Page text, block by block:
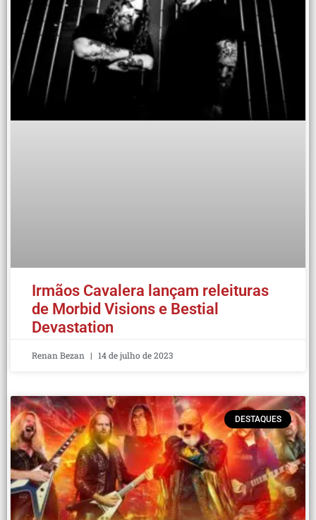
Irmãos Cavalera lançam releituras
de Morbid Visions e Bestial
Devastation
Renan Bezan 14 de julho de 2023
DESTAQUES